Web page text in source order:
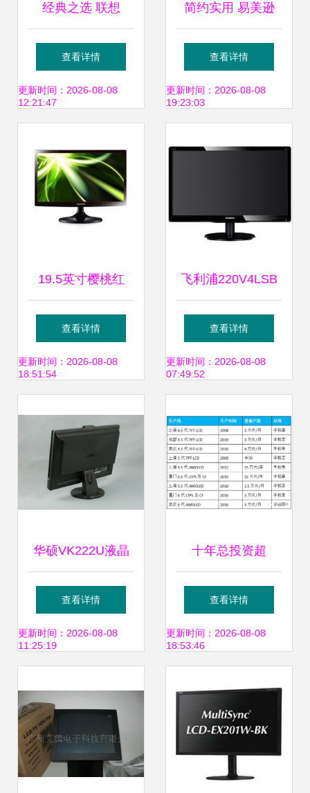
经典之选 联想
Lenovo
LS2033WD 20英
深度评测
查看详情
更新时间：2026-08-08
12:21:47
简约实用 易美逊
envision P2280WL
液晶显示器边框评
查看详情
更新时间：2026-08-08
19:23:03
19.5英寸樱桃红
LED液晶显示器 视
觉与设计的完美邂
查看详情
更新时间：2026-08-08
18:51:54
飞利浦220V4LSB
22英寸LED背光宽
屏液晶显示器深度
查看详情
更新时间：2026-08-08
07:49:52
华硕VK222U液晶
显示器全面解析
IT168图赏与LCD
查看详情
更新时间：2026-08-08
11:25:19
十年总投资超
10000亿！国内液
晶/OLED面板、驱
司详解
查看详情
更新时间：2026-08-08
18:53:46